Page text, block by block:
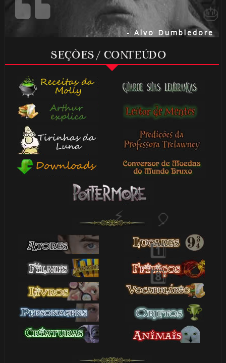
- Alvo Dumbledore
SEÇÕES / CONTEÚDO
1️⃣
🎂
1️⃣
8️⃣
🎂
⚡